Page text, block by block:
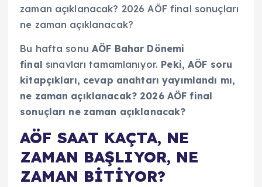
zaman açıklanacak? 2026 AÖF final sonuçları
ne zaman açıklanacak?
Bu hafta sonuAÖF Bahar Dönemi
final sınavları tamamlanıyor. Peki, AÖF soru
kitapçıkları, cevap anahtarı yayımlandı mı,
ne zaman açıklanacak? 2026 AÖF final
sonuçları ne zaman açıklanacak?
AÖF SAAT KAÇTA, NE
ZAMAN BAŞLIYOR, NE
ZAMAN BİTİYOR?